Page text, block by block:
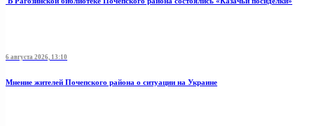
6 августа 2026, 13:10
Мнение жителей Почепского района о ситуации на Украине